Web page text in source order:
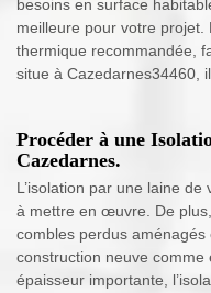
besoins en surface
meilleure pour votre
thermique recommandée,
situe à Cazedarnes34460,
Procéder à une
Cazedarnes.
L’isolation par une laine
à mettre en œuvre. De
combles perdus aménagés
construction neuve
épaisseur importante,